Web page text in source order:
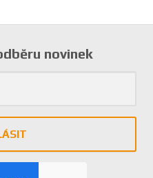
novinek